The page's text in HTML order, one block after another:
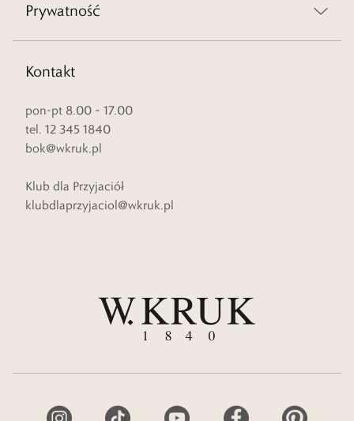
Prywatność
Kontakt
pon-pt 8.00 – 17.00
tel. 12 345 1840
bok@wkruk.pl
Klub dla Przyjaciół
klubdlaprzyjaciol@wkruk.pl